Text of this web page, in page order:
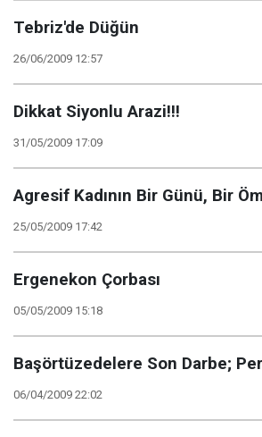
Tebriz'de Düğün
26/06/2009 12:57
Dikkat Siyonlu Arazi!!!
31/05/2009 17:09
Agresif Kadının Bir Günü, Bir
25/05/2009 17:42
Ergenekon Çorbası
05/05/2009 15:18
Başörtüzedelere Son Darbe;
06/04/2009 22:02